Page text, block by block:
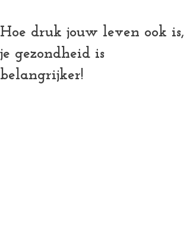
Hoe druk jouw leven ook is,
je gezondheid is
belangrijker!